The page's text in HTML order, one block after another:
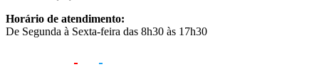
Horário de atendimento:
De Segunda à Sexta-feira das 8h30 às 17h30